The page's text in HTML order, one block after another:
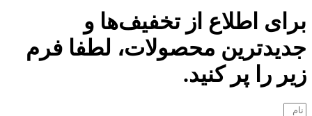
برای اطلاع از تخفیف‌ها و
جدیدترین محصولات، لطفا فرم
زیر را پر کنید.